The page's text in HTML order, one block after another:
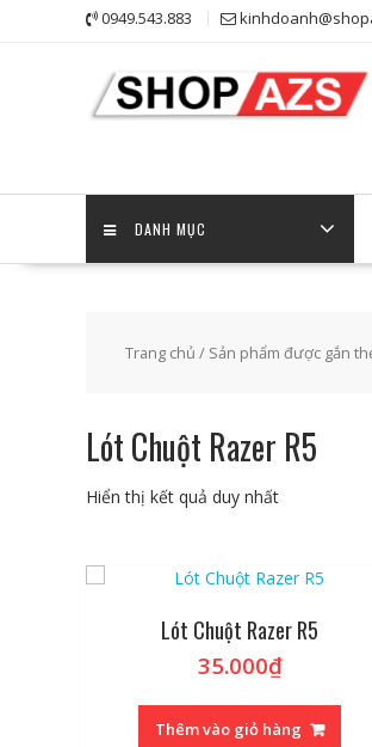
0949.543.883
DANH MỤC
Trang chủ / Sản phẩm được gắn
Lót Chuột Razer R5
Hiển thị kết quả duy nhất
Lót Chuột Razer R5
35.000₫
Thêm vào giỏ hàng